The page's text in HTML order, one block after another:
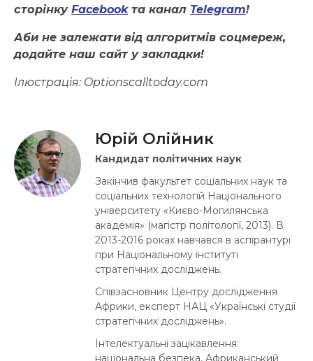
сторінку Facebookта канал Telegram!
Аби не залежати від алгоритмів соцмереж,
додайте наш сайт у закладки!
Ілюстрація: Optionscalltoday.com
Юрій Олійник
Кандидат політичних наук
Закінчив факультет соціальних наук та
соціальних технологій Національного
університету «Києво-Могилянська
академія» (магістр політології, 2013). В
2013-2016 роках навчався в аспірантурі
при Національному інституті
стратегічних досліджень.
Співзасновник Центру дослідження
Африки, експерт НАЦ «Українські студії
стратегічних досліджень».
Інтелектуальні зацікавлення:
національна безпека, Африканський